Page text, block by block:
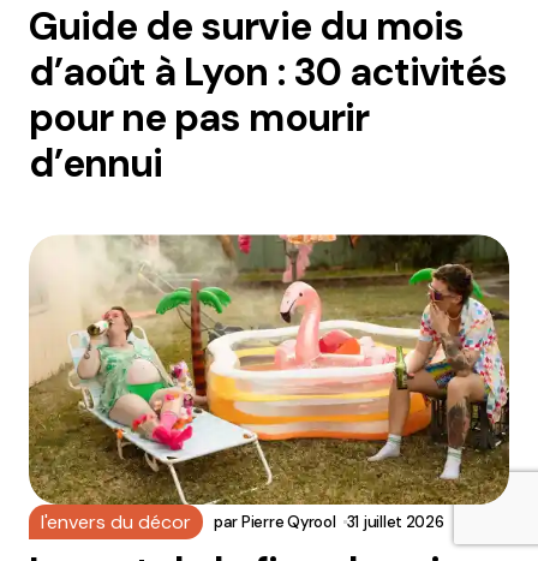
Guide de survie du mois
d’août à Lyon : 30 activités
pour ne pas mourir
d’ennui
l'envers du décor parPierre Qyrool 31 juillet 2026